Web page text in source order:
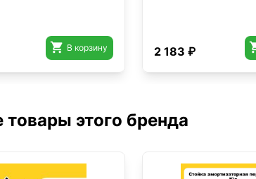
 В корзину 2 183 ₽
товары этого бренда